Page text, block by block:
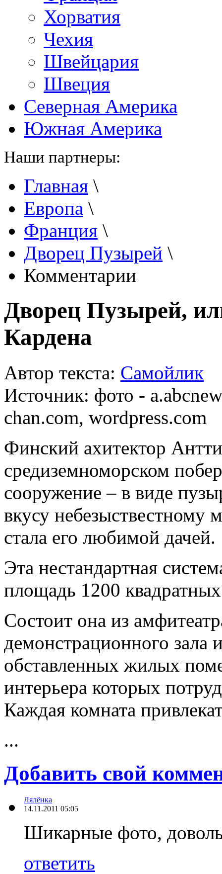
Хорватия
Чехия
Швейцария
Швеция
Северная Америка
Южная Америка
Наши партнеры:
Главная \
Европа \
Франция \
Дворец Пузырей \
Комментарии
Дворец Пузырей,
Кардена
Автор текста: Самойлик
Источник: фото -
chan.com, wordpress.com
Финский ахитектор
средиземноморском
сооружение – в виде
вкусу небезыствестному
стала его любимой дачей.
Эта нестандартная
площадь 1200
Состоит она из
демонстрационного зала
обставленных жилых
интерьера которых
Каждая комната
...
Добавить свой
Лялёнка
14.11.2011 05:05
Шикарные фото,
ответить